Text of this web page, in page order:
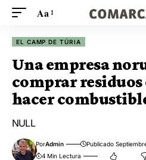
Aa
EL CAMP DE TÚRIA
Una empresa
comprar
hacer
NULL
PorAdmin Publicado
4 Min Lectura